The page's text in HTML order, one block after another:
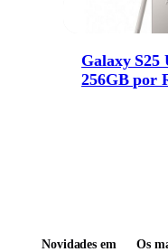
Galaxy S25
256GB por
Novidades em Os